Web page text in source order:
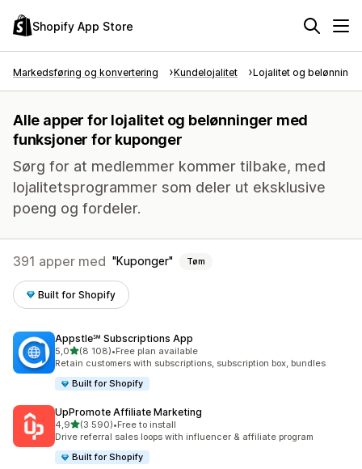
Shopify App Store
Markedsføring og konvertering Kundelojalitet Lojalitet og
Alle apper for lojalitet og belønninger med
funksjoner for kuponger
Sørg for at medlemmer kommer tilbake, med
lojalitetsprogrammer som deler ut eksklusive
poeng og fordeler.
391 apper med Kuponger Tøm
Built for Shopify
Appstle℠ Subscriptions App
5,0av 5 stjerner
(8 108)
Totalt 8108 omtaler
•Free plan available
Retain customers with subscriptions, subscription box, bundles
Built for Shopify
UpPromote Affiliate Marketing
4,9av 5 stjerner
(3 590)
Totalt 3590 omtaler
•Free to install
Drive referral sales loops with influencer & affiliate program
Built for Shopify